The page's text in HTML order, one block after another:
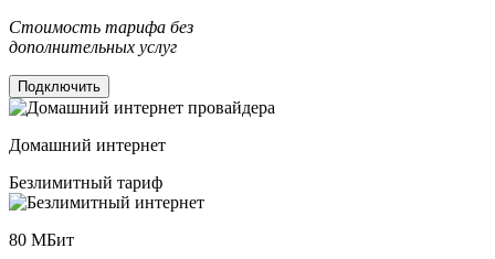
Стоимость тарифа без
дополнительных услуг
Подключить
Домашний интернет
Безлимитный тариф
80 МБит